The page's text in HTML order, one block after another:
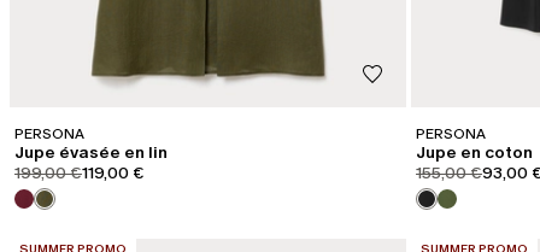
PERSONA
Jupe évasée en lin
product.price.original
199,00 €product.price.sale
119,00 €
PERSONA
Jupe en coton
155,00 €93,00
CATÉGORIE: CATÉGORIE: